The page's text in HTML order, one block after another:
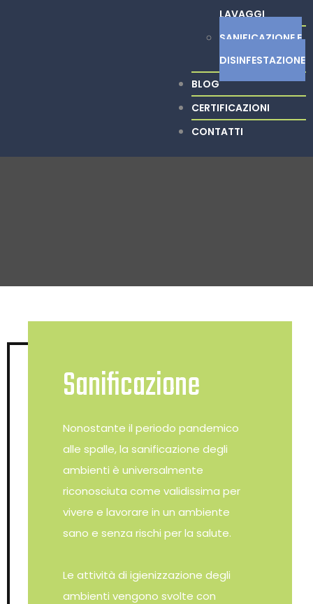
LAVAGGI
SANIFICAZIONE E
DISINFESTAZIONE
BLOG
CERTIFICAZIONI
CONTATTI
Sanificazione
Nonostante il periodo pandemico
alle spalle, la sanificazione degli
ambienti è universalmente
riconosciuta come validissima per
vivere e lavorare in un ambiente
sano e senza rischi per la salute.
Le attività di igienizzazione degli
ambienti vengono svolte con